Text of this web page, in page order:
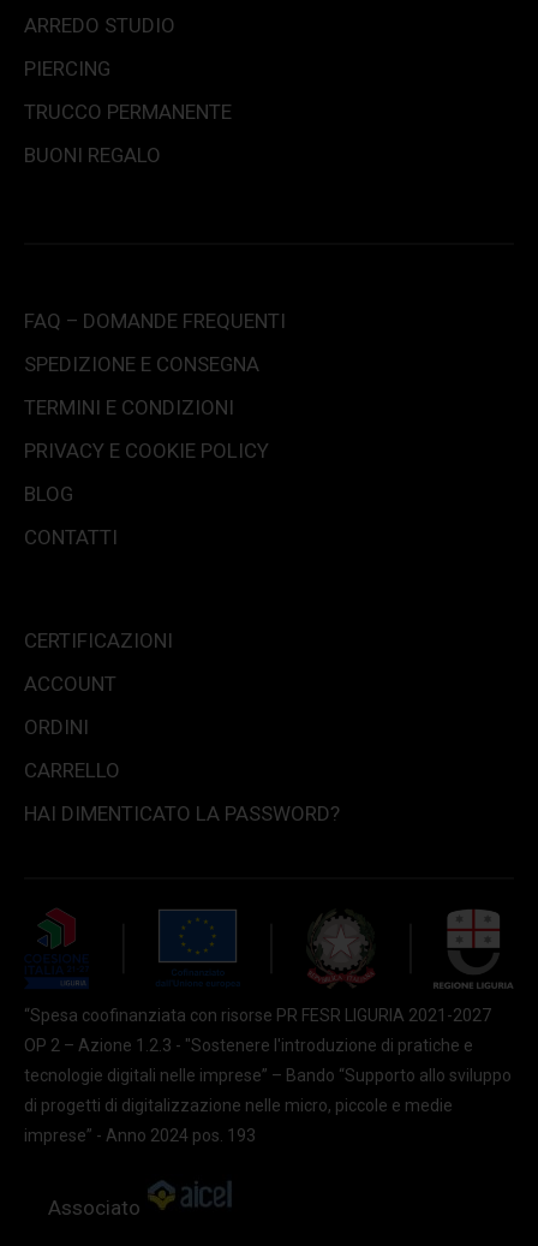
ARREDO STUDIO
PIERCING
TRUCCO PERMANENTE
BUONI REGALO
FAQ – DOMANDE FREQUENTI
SPEDIZIONE E CONSEGNA
TERMINI E CONDIZIONI
PRIVACY E COOKIE POLICY
BLOG
CONTATTI
CERTIFICAZIONI
ACCOUNT
ORDINI
CARRELLO
HAI DIMENTICATO LA PASSWORD?
“Spesa coofinanziata con risorse PR FESR LIGURIA 2021-2027
OP 2 – Azione 1.2.3 - "Sostenere l'introduzione di pratiche e
tecnologie digitali nelle imprese” – Bando “Supporto allo sviluppo
di progetti di digitalizzazione nelle micro, piccole e medie
imprese” - Anno 2024 pos. 193
Associato